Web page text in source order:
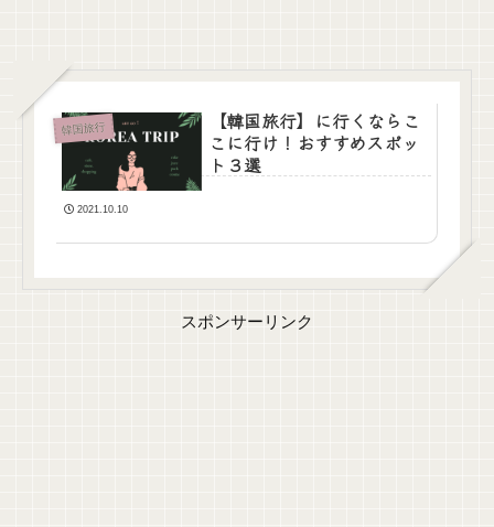
韓国旅行
【韓国旅行】に行くならこ
こに行け！おすすめスポッ
ト３選
2021.10.10
スポンサーリンク